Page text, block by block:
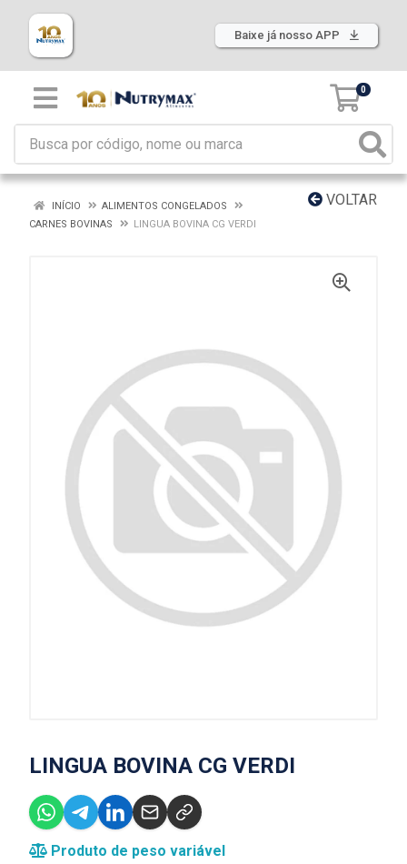
Baixe já nosso APP
0
VOLTAR
INÍCIO
ALIMENTOS CONGELADOS
CARNES BOVINAS
LINGUA BOVINA CG VERDI
LINGUA BOVINA CG VERDI
Produto de peso variável